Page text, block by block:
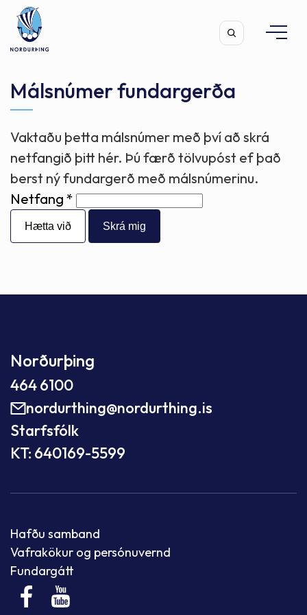
Leita
Málsnúmer fundargerða
Vaktaðu þetta málsnúmer með því að skrá
netfangið þitt hér. Þú færð tölvupóst ef það
berst ný fundargerð með málsnúmerinu.
Netfang
Hætta við
Norðurþing
464 6100
nordurthing@nordurthing.is
Starfsfólk
KT: 640169-5599
Hafðu samband
Vafrakökur og persónuvernd
Fundargátt